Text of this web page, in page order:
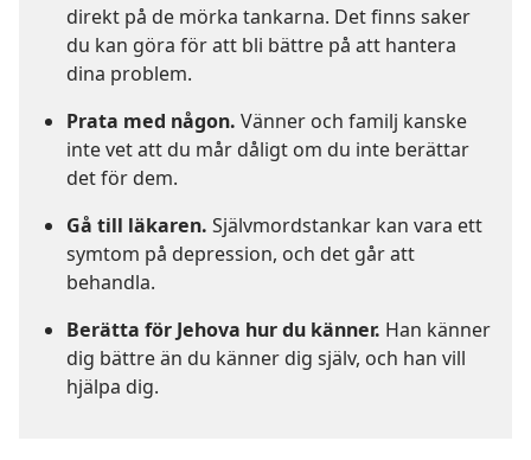
direkt på de mörka tankarna. Det finns saker
du kan göra för att bli bättre på att hantera
dina problem.
Prata med någon. Vänner och familj kanske
inte vet att du mår dåligt om du inte berättar
det för dem.
Gå till läkaren. Självmordstankar kan vara ett
symtom på depression, och det går att
behandla.
Berätta för Jehova hur du känner. Han känner
dig bättre än du känner dig själv, och han vill
hjälpa dig.